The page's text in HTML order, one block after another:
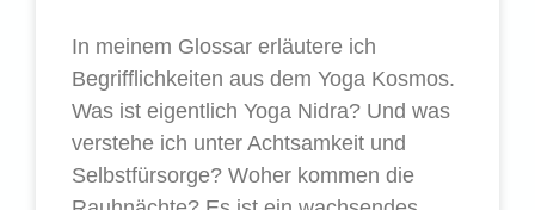
In meinem Glossar erläutere ich
Begrifflichkeiten aus dem Yoga Kosmos.
Was ist eigentlich Yoga Nidra? Und was
verstehe ich unter Achtsamkeit und
Selbstfürsorge? Woher kommen die